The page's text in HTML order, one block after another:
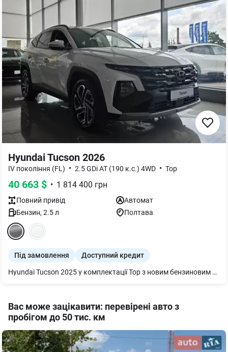
Hyundai Tucson 2026
IV покоління (FL) • 2.5 GDi АТ (190 к.с.) 4WD • Top
40 663 $ • 1 814 400 грн
Повний привід
Автомат
Бензин, 2.5л Полтава
Під замовлення Доступний кредит
Hyundai Tucson 2025 у комплектації Top з новим бензиновим двигуном 2.5 літра – це сучасний кросовер, який задає нові стандарти стилю, безпеки та технологій у своєму класі. Елегантний дизайн, преміальні матеріали салону та максимальний рівень оснащення – усе для вашого комфорту та впевненості на дорозі. ? Двигун: 2.5 GDI бензин, 190 к.с. – динамічний і надійний ? Коробка передач: 8-ступенева автоматична ? Привід: повний (HTRAC) – стабільність на будь-якому покритті ? Витрата пального: від 7.9 л/100 км у змішаному циклі ? Колеса: стильні легкосплавні диски 19" ? Оптика: повністю LED, адаптивне ближнє/дальнє світло ? Інтер’єр: преміум-матеріали, цифрова панель приладів, панорамний дах, шкіряний салон ? Мультимедіа, навігація, Apple CarPlay та Android Auto, Bose аудіосистема ? Клімат: двозонний клімат-контроль, вентиляція і підігрів передніх сидінь, підігрів задніх ? Безпека: адаптивний круїз-контроль, круговий огляд, асистент паркування, утримання в смузі, моніторинг сліпих зон, FCA, LKA, BVM, RCTA Гарантія: 5 років або 100 000 км Доступний у нашому автосалоні. Є можливість тест-драйву та покупки в кредит або лізинг.
Вас може зацікавити: перевірені авто з
пробігом до 50 тис. км